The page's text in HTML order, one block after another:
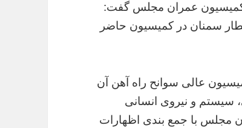
کمیسیون عمران مجلس گفت:
سمنان در کمیسیون حاضر
عالی سوانح راه آهن آن
سیستم و نیروی انسانی
مجلس با جمع بندی اظهارات